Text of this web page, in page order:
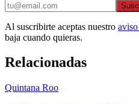
Al suscribirte aceptas nuestro
baja cuando quieras.
Relacionadas
Quintana Roo